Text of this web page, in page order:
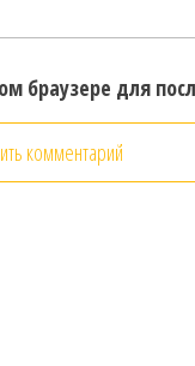
браузере для